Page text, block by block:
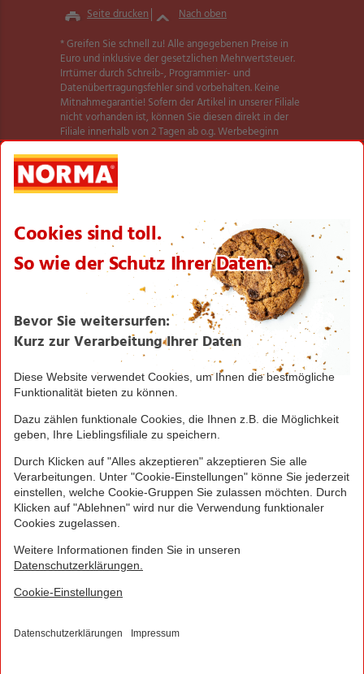
Seite drucken
Nach oben
* Greifen Sie schnell zu! Alle angegebenen Preise in
Euro und inklusive der gesetzlichen Mehrwertsteuer.
Irrtümer durch Schreib-, Programmier- und
Datenübertragungsfehler sind vorbehalten. Keine
Mitnahmegarantie! Sofern der Artikel in unserer Filiale
nicht vorhanden ist, können Sie diesen direkt in der
Filiale innerhalb von 2 Tagen ab o.g. Werbebeginn
bestellen und zwar ohne Kaufzwang. Es ist nicht
ausgeschlossen, dass Sie einzelne Artikel zu Beginn der
Werbeaktion unerwartet und ausnahmsweise in einer
Filiale nicht vorfinden. Wir helfen Ihnen gerne weiter.
Aktionsartikel finden Sie auf
dieser Seite
Textilien und Schuhe teilweise nicht in allen Größen
erhältlich.
** Angebot gültig für registrierte Nutzer der NORMA
Plus App. Es gelten die Coupon-Bedingungen in der
NORMA Plus App.
1Bei Aktivierung eines Startpakets ist die Buchung
jedes Smart-Tarifs für die ersten 4 Wochen möglich!
Hierzu muss kein zusätzliches Guthaben aufgeladen
werden.
Deutschland Multibrand GmbH, Landgrabenweg 151,
53227 Bonn, welche auch Ihr Vertragspartner ist.
© 2016 - 2026 NORMA Lebensmittelfilialbetrieb
Stiftung & Co. KG
Sitemap Kontakt
Barrierefreiheitserklärung Compliance